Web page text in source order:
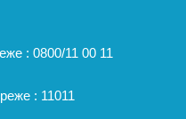
: 0800/11 00 11
: 11011